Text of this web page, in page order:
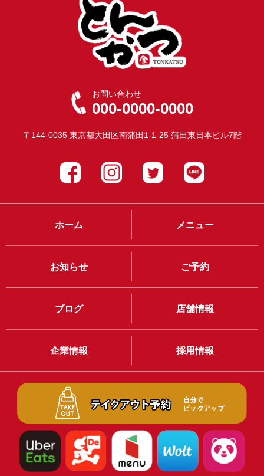
お問い合わせ
000-0000-0000
〒144-0035 東京都大田区南蒲田1-1-25 蒲田東日本ビル7階
ホーム メニュー
お知らせ ご予約
ブログ 店舗情報
企業情報 採用情報